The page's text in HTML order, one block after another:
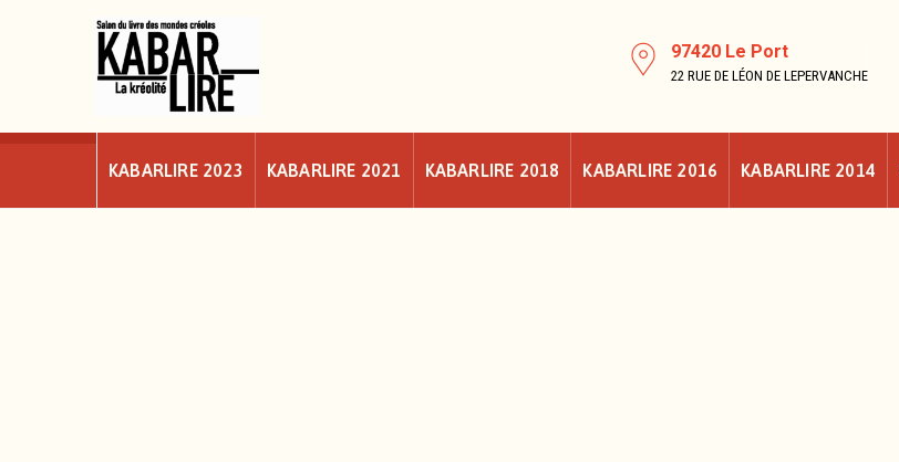
97420 Le Port
22 RUE DE LÉON DE LEPERVANCHE
KABARLIRE 2023 KABARLIRE 2021 KABARLIRE 2018 KABARLIRE 2016 KABARLIRE 2014